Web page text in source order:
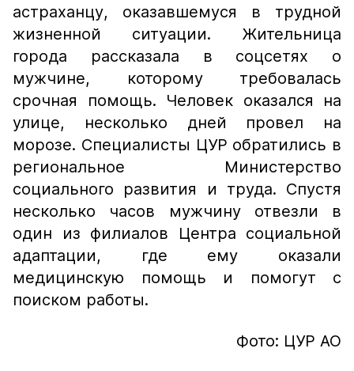
астраханцу, оказавшемуся в трудной
жизненной ситуации. Жительница
города рассказала в соцсетях о
мужчине, которому требовалась
срочная помощь. Человек оказался на
улице, несколько дней провел на
морозе. Специалисты ЦУР обратились в
региональное Министерство
социального развития и труда. Спустя
несколько часов мужчину отвезли в
один из филиалов Центра социальной
адаптации, где ему оказали
медицинскую помощь и помогут с
поиском работы.
Фото: ЦУР АО